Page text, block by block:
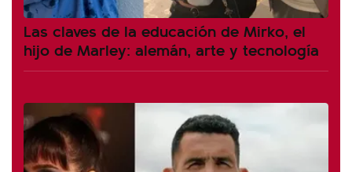
Las claves de la educación de Mirko, el
hijo de Marley: alemán, arte y tecnología